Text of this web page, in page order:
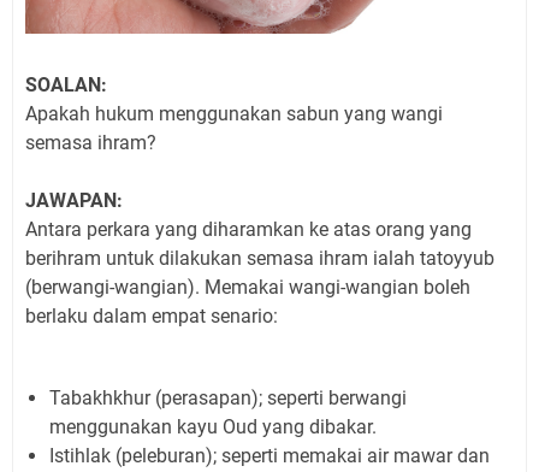
SOALAN:
Apakah hukum menggunakan sabun yang wangi
semasa ihram?
JAWAPAN:
Antara perkara yang diharamkan ke atas orang yang
berihram untuk dilakukan semasa ihram ialah tatoyyub
(berwangi-wangian). Memakai wangi-wangian boleh
berlaku dalam empat senario:
Tabakhkhur (perasapan); seperti berwangi
menggunakan kayu Oud yang dibakar.
Istihlak (peleburan); seperti memakai air mawar dan